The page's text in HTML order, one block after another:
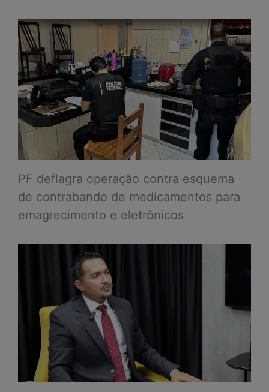
PF deflagra operação contra esquema
de contrabando de medicamentos para
emagrecimento e eletrônicos